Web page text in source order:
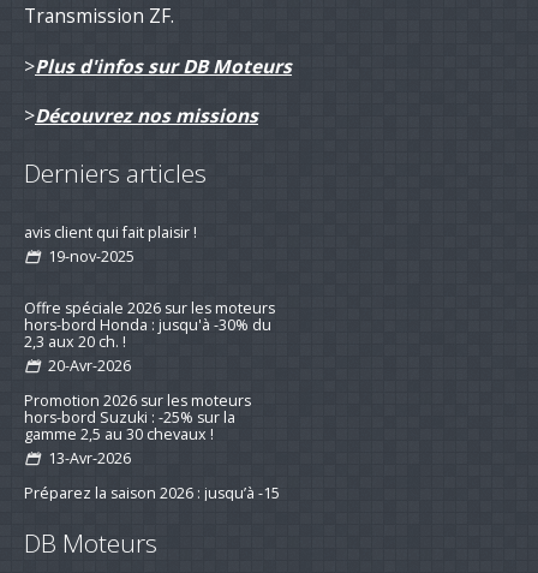
Transmission ZF.
>Plus d'infos sur DB Moteurs
>Découvrez nos missions
Derniers articles
Remotorisation d'un voilier suivi d'un
avis client qui fait plaisir !
Offre spéciale 2026 sur les moteurs
hors-bord Honda : jusqu'à -30% du
2,3 aux 20 ch. !
Promotion 2026 sur les moteurs
hors-bord Suzuki : -25% sur la
gamme 2,5 au 30 chevaux !
moteurs de bateau
DB Moteurs